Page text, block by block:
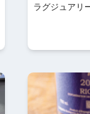
ラグジュアリ